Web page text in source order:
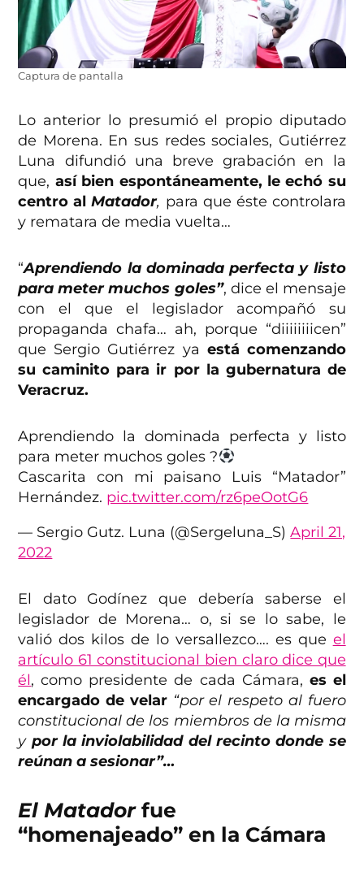
Captura de pantalla
Lo anterior lo presumió el propio diputado
de Morena. En sus redes sociales, Gutiérrez
Luna difundió una breve grabación en la
que, así bien espontáneamente, le echó su
centro alMatador, para que éste controlara
y rematara de media vuelta…
“Aprendiendo la dominada perfecta y listo
para meter muchos goles”, dice el mensaje
con el que el legislador acompañó su
propaganda chafa… ah, porque “diiiiiiiicen”
que Sergio Gutiérrez ya está comenzando
su caminito para ir por la gubernatura de
Veracruz.
Aprendiendo la dominada perfecta y listo
para meter muchos goles ?
Cascarita con mi paisano Luis “Matador”
Hernández. pic.twitter.com/rz6peOotG6
— Sergio Gutz. Luna (@Sergeluna_S)April 21,
2022
El dato Godínez que debería saberse el
legislador de Morena… o, si se lo sabe, le
valió dos kilos de lo versallezco…. es que el
artículo 61 constitucional bien claro dice que
él, como presidente de cada Cámara, es el
encargado de velar “por el respeto al fuero
constitucional de los miembros de la misma
y por la inviolabilidad del recinto donde se
reúnan a sesionar”…
El Matadorfue
“homenajeado” en la Cámara